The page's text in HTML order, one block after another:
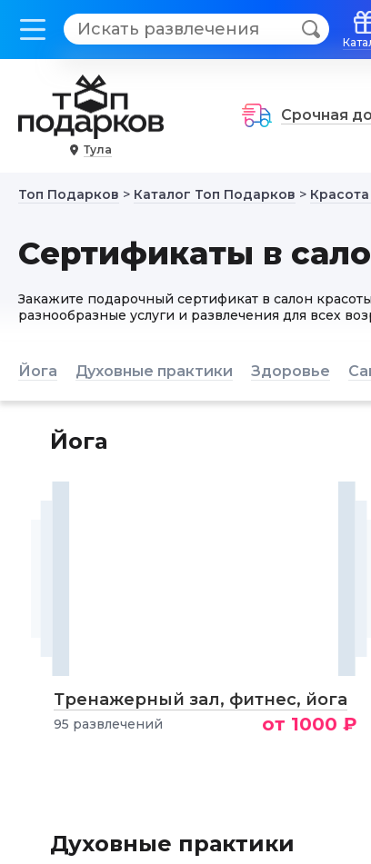
Тула
Срочная
Топ Подарков > Каталог Топ Подарков >
Сертификаты в
Закажите подарочный сертификат в салон
разнообразные услуги и развлечения для всех
Йога Духовные практики Здоровье
Йога
Тренажерный зал, фитнес, йога
95 развлечений от 1000 ₽
Духовные практики